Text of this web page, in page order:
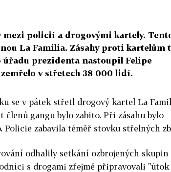
mezi policií a drogovými kartely.
La Familia. Zásahy proti kartelům
úřadu prezidenta nastoupil Felipe
v střetech 38 000 lidí.
se v pátek střetl drogový kartel La
členů gangu bylo zabito. Při zásahu bylo
Policie zabavila téměř stovku střelných
odhalily setkání ozbrojených skupin
s drogami zřejmě připravovali